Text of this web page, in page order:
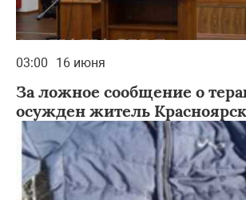
03:00 16 июня
За ложное сообщение о
осужден житель